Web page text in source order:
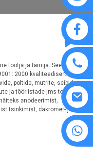
tootja ja tarnija. See asutati
2000 kvaliteedisertifikaadi.
poltide, mutrite, seibide,
ja tööriistade jms tootmisele.
anodeerimist,
tsinkimist, dakromet- ja